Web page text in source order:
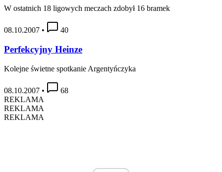
W ostatnich 18 ligowych meczach zdobył 16 bramek
08.10.2007 • 40
Perfekcyjny Heinze
Kolejne świetne spotkanie Argentyńczyka
08.10.2007 •
68
REKLAMA
REKLAMA
REKLAMA